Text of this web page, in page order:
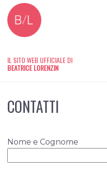
IL SITO WEB UFFICIALE DI
BEATRICE LORENZIN
CONTATTI
Nome e Cognome